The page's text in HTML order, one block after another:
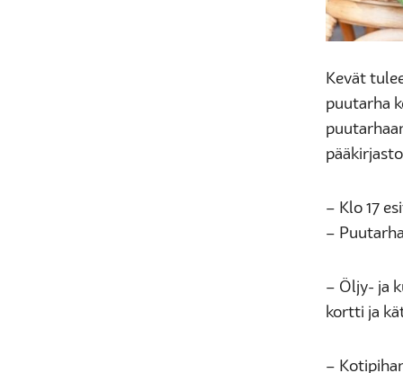
Kevät
puutarha
– Klo 17
–
– Öljy- ja
kortti ja
–